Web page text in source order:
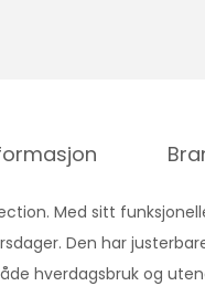
Med sitt
Den har
hverdagsbruk og